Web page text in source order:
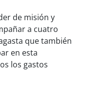
de misión y
a cuatro
que también
en esta
los gastos